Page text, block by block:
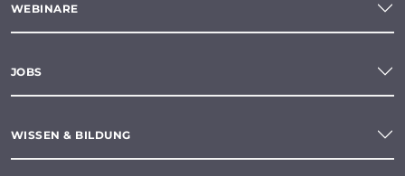
WEBINARE
JOBS
WISSEN & BILDUNG